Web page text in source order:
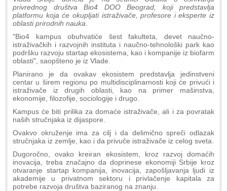
privrednog društva Bio4 DOO Beograd, koji predstavlja
platformu koja će okupljati istraživače, profesore i eksperte iz
oblasti prirodnih nauka.
"Bio4 kampus obuhvatiće šest fakulteta, devet naučno-
istraživačkih i razvojnih instituta i naučno-tehnološki park kao
podršku razvoju startap ekosistema, kao i kompanije iz biofarm
oblasti", saopšteno je iz Vlade.
Planirano je da ovakav ekosistem predstavlja jedinstveni
centar u širem regionu po multidisciplinarnosti koji će privući i
istraživače iz drugih oblasti, kao na primer mašinstva,
ekonomije, filozofije, sociologije i drugo.
Kampus će biti prilika za domaće istraživače, ali i za povratak
naših stručnjaka iz dijaspore.
Ovakvo okruženje ima za cilj i da delimično spreči odlazak
stručnjaka iz zemlje, kao i da privuče istraživače iz celog sveta.
Dugoročno, ovako kreiran ekosistem, kroz razvoj domaćih
inovacija, treba značajno da doprinese ekonomiji Srbije kroz
otvaranje startap kompanija, inovacija, zapošljavanja ljudi iz
akademije u privatnom sektoru i privlačenje kapitala za
potrebe razvoja društva baziranog na znanju.